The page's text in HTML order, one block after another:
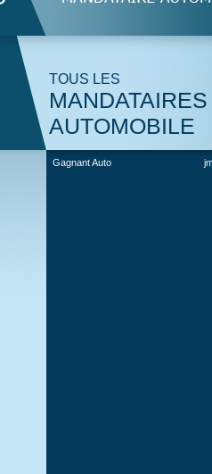
TOUS LES
MANDATAIRES
AUTOMOBILE
Gagnant Auto